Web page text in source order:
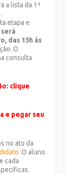
a lista da 1ª
etapa e
das 13h às
O
consulta
clique
e pegar seu
no ato da
. O aluno
cada